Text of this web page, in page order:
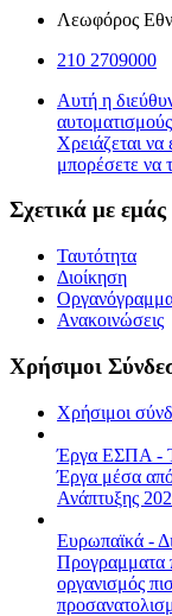
Λεωφόρος
210 2709000
Αυτή η
Χρειάζεται να
μπορέσετε να
Σχετικά με εμάς
Ταυτότητα
Διοίκηση
Ανακοινώσεις
Χρήσιμοι
Χρήσιμοι
Έργα ΕΣΠΑ -
Έργα μέσα
Ανάπτυξης
Ευρωπαϊκά -
Προγραμματα
οργανισμός